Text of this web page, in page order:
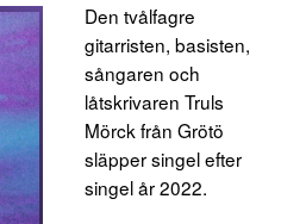
Den tvålfagre
gitarristen, basisten,
sångaren och
låtskrivaren Truls
Mörck från Grötö
släpper singel efter
singel år 2022.